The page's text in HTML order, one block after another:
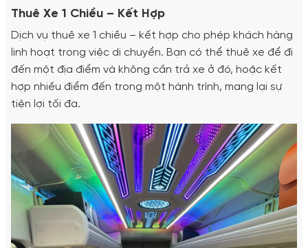
Thuê Xe 1 Chiều – Kết Hợp
Dịch vụ thuê xe 1 chiều – kết hợp cho phép khách hàng
linh hoạt trong việc di chuyển. Bạn có thể thuê xe để đi
đến một địa điểm và không cần trả xe ở đó, hoặc kết
hợp nhiều điểm đến trong một hành trình, mang lại sự
tiện lợi tối đa.